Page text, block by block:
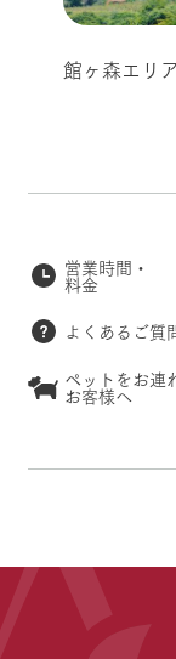
館ヶ森エリ
営業時間・
料金
よくあるご質
ペットをお連
お客様へ